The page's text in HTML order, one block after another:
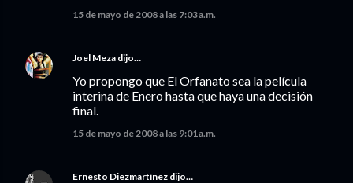
15 de mayo de 2008 a las 7:03 a.m.
Joel Meza dijo…
Yo propongo que El Orfanato sea la película
interina de Enero hasta que haya una decisión
final.
15 de mayo de 2008 a las 9:01 a.m.
Ernesto Diezmartínez dijo…